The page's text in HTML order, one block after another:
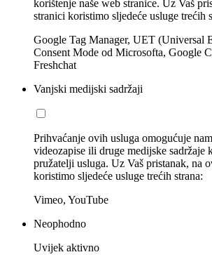
korištenje naše web stranice. Uz Vaš
stranici koristimo sljedeće usluge trećih
Google Tag Manager, UET (Universal
Consent Mode od Microsofta, Google
Freshchat
Vanjski medijski sadržaji
Prihvaćanje ovih usluga omogućuje
videozapise ili druge medijske sadržaje
pružatelji usluga. Uz Vaš pristanak, na
koristimo sljedeće usluge trećih strana:
Vimeo, YouTube
Neophodno
Uvijek aktivno